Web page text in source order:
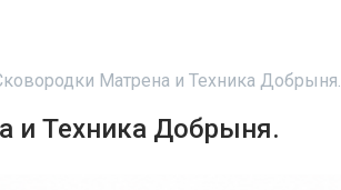
Матрена и Техника Добрыня.
и Техника Добрыня.